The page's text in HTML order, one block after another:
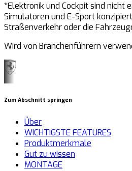
*Elektronik und Cockpit sind nicht
Simulatoren und E-Sport
Straßenverkehr oder die
Wird von Branchenführern
Zum Abschnitt springen
Über
WICHTIGSTE FEATURES
Produktmerkmale
Gut zu wissen
MONTAGE